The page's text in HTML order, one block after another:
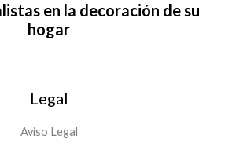
en la decoración de su
hogar
Legal
Aviso Legal